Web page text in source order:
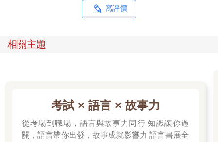
寫評價
相關主題
考試 × 語言 × 故事力
從考場到職場，語言與故事力同行 知識讓你過
關，語言帶你出發，故事成就影響力 語言書展全